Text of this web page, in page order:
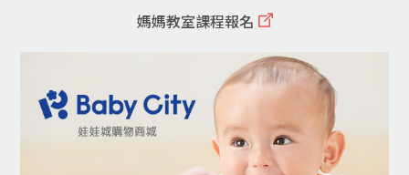
媽媽教室課程報名